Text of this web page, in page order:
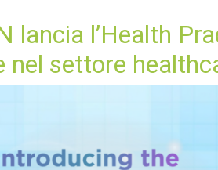
lancia l’Health
nel settore